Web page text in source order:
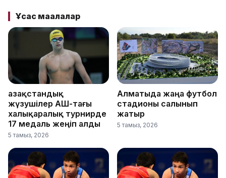
Ұқсас мақалалар
Қазақстандық
жүзушілер АҚШ-тағы
халықаралық турнирде
17 медаль жеңіп алды
5 тамыз, 2026
Алматыда жаңа футбол
стадионы салынып
жатыр
5 тамыз, 2026